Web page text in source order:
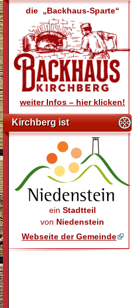
die „Backhaus-Sparte“
weiter Infos – hier klicken!
Kirchberg ist
ein Stadtteil
von Niedenstein
Webseite der Gemeinde